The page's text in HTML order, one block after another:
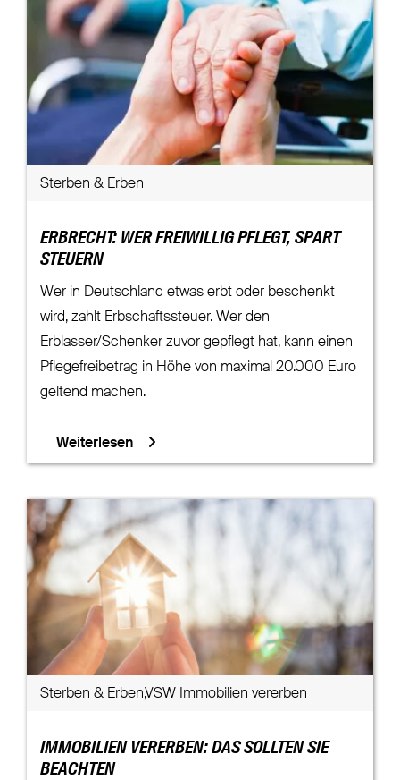
Sterben & Erben
ERBRECHT: WER FREIWILLIG PFLEGT, SPART
STEUERN
Wer in Deutschland etwas erbt oder beschenkt
wird, zahlt Erbschaftssteuer. Wer den
Erblasser/Schenker zuvor gepflegt hat, kann einen
Pflegefreibetrag in Höhe von maximal 20.000 Euro
geltend machen.
Weiterlesen
Sterben & Erben,VSW Immobilien vererben
IMMOBILIEN VERERBEN: DAS SOLLTEN SIE
BEACHTEN